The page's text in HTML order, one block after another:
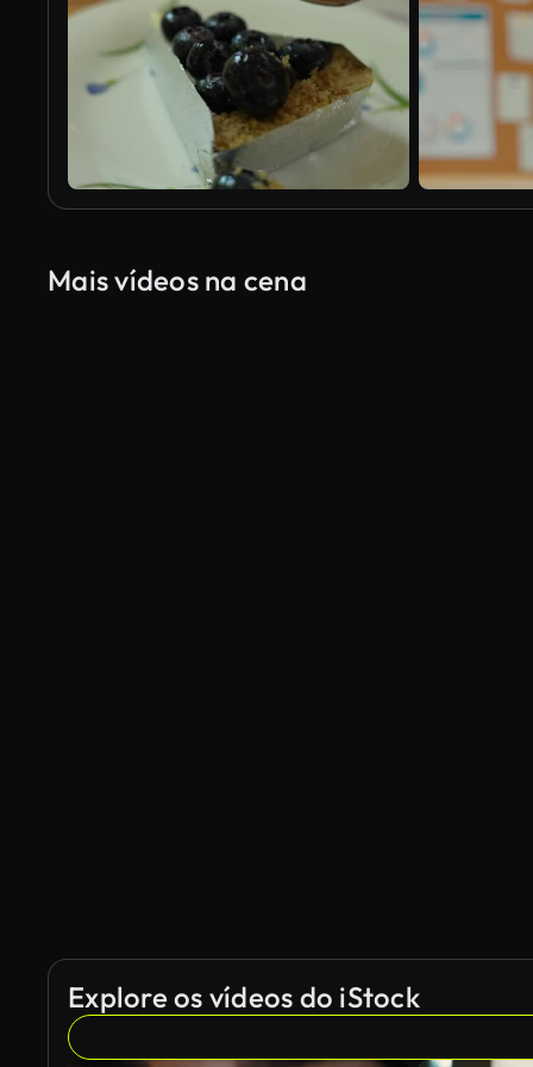
Mais vídeos na cena
Explore os vídeos do iStock